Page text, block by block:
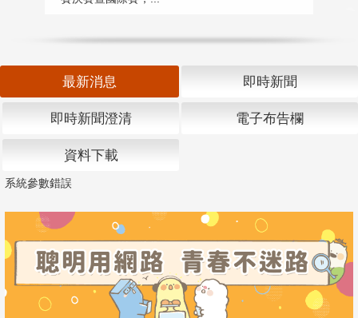
最新消息 即時新聞
即時新聞澄清 電子布告欄
資料下載
系統參數錯誤